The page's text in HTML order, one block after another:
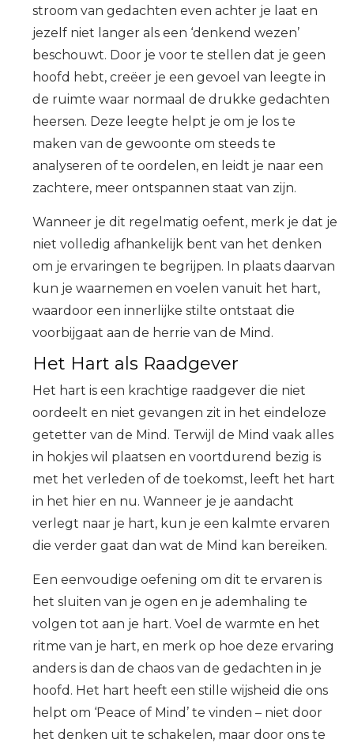
stroom van gedachten even achter je laat en
jezelf niet langer als een ‘denkend wezen’
beschouwt. Door je voor te stellen dat je geen
hoofd hebt, creëer je een gevoel van leegte in
de ruimte waar normaal de drukke gedachten
heersen. Deze leegte helpt je om je los te
maken van de gewoonte om steeds te
analyseren of te oordelen, en leidt je naar een
zachtere, meer ontspannen staat van zijn.
Wanneer je dit regelmatig oefent, merk je dat je
niet volledig afhankelijk bent van het denken
om je ervaringen te begrijpen. In plaats daarvan
kun je waarnemen en voelen vanuit het hart,
waardoor een innerlijke stilte ontstaat die
voorbijgaat aan de herrie van de Mind.
Het Hart als Raadgever
Het hart is een krachtige raadgever die niet
oordeelt en niet gevangen zit in het eindeloze
getetter van de Mind. Terwijl de Mind vaak alles
in hokjes wil plaatsen en voortdurend bezig is
met het verleden of de toekomst, leeft het hart
in het hier en nu. Wanneer je je aandacht
verlegt naar je hart, kun je een kalmte ervaren
die verder gaat dan wat de Mind kan bereiken.
Een eenvoudige oefening om dit te ervaren is
het sluiten van je ogen en je ademhaling te
volgen tot aan je hart. Voel de warmte en het
ritme van je hart, en merk op hoe deze ervaring
anders is dan de chaos van de gedachten in je
hoofd. Het hart heeft een stille wijsheid die ons
helpt om ‘Peace of Mind’ te vinden – niet door
het denken uit te schakelen, maar door ons te